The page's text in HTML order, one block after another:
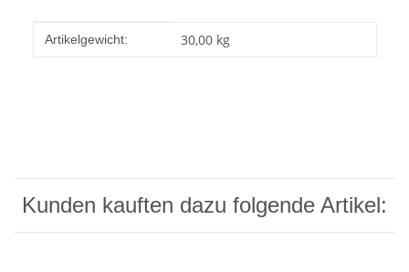
Produkteigenschaft
Wert
Artikelgewicht: 30,00 kg
Kunden kauften dazu folgende Artikel: